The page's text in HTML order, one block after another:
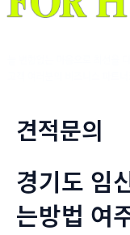
견적문의
경기도 임
는방법 여